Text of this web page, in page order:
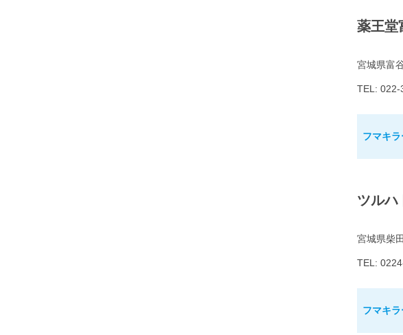
薬王堂
宮城県富
TEL: 022-
フマキ
ツルハ
宮城県柴
TEL:
フマキ